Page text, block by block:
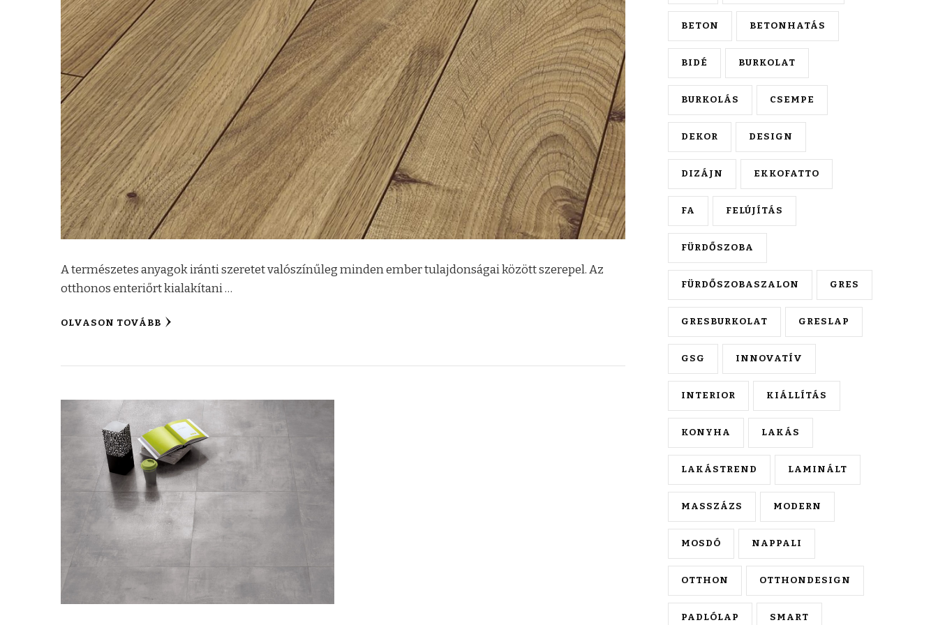
A természetes anyagok iránti szeretet valószínűleg minden ember tulajdonságai között szerepel. Az
otthonos enteriőrt kialakítani …
OLVASON TOVÁBB
BETON BETONHATÁS
BIDÉ BURKOLAT
BURKOLÁS CSEMPE
DEKOR DESIGN
DIZÁJN EKKOFATTO
FA FELÚJÍTÁS
FÜRDŐSZOBA
FÜRDŐSZOBASZALON GRES
GRESBURKOLAT GRESLAP
GSG INNOVATÍV
INTERIOR KIÁLLÍTÁS
KONYHA LAKÁS
LAKÁSTREND LAMINÁLT
MASSZÁZS MODERN
MOSDÓ NAPPALI
OTTHON OTTHONDESIGN
PADLÓLAP SMART